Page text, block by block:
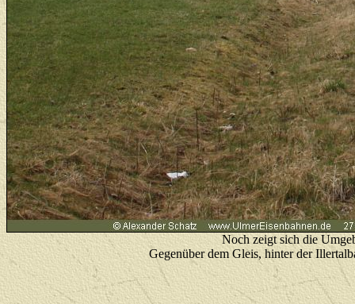
Noch zeigt sich die
Gegenüber dem Gleis, hinter der